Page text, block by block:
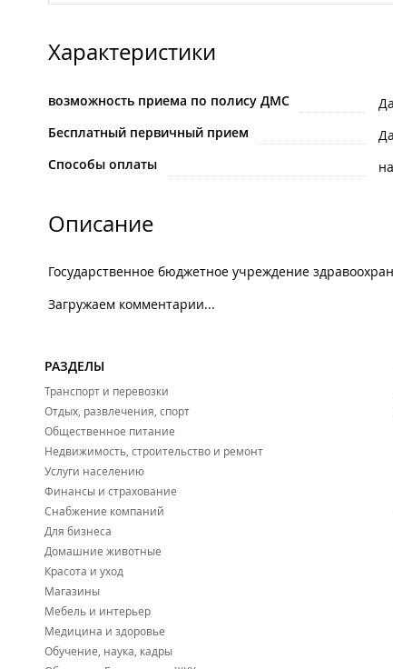
Характеристики
возможность приема по полису ДМС
Да
Бесплатный первичный прием
Да
Способы оплаты
Описание
Государственное бюджетное учреждение
Загружаем комментарии...
РАЗДЕЛЫ
Транспорт и перевозки
Отдых, развлечения, спорт
Общественное питание
Недвижимость, строительство и ремонт
Услуги населению
Финансы и страхование
Снабжение компаний
Для бизнеса
Домашние животные
Красота и уход
Магазины
Мебель и интерьер
Медицина и здоровье
Обучение, наука, кадры